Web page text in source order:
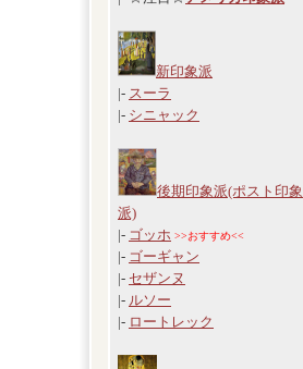
新印象派
|- スーラ
|- シニャック
後期印象派(ポスト印象
派)
|- ゴッホ >>おすすめ<<
|- ゴーギャン
|- セザンヌ
|- ルソー
|- ロートレック